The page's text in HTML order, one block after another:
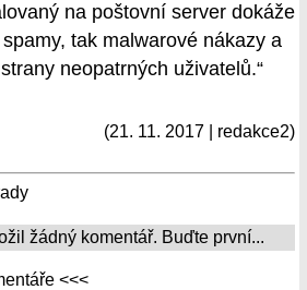
na poštovní server dokáže
tak malwarové nákazy a
neopatrných uživatelů.“
(21. 11. 2017 | redakce2)
žádný komentář. Buďte první...
<<<